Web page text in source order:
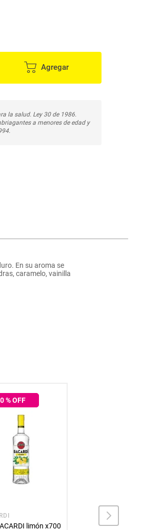
Agregar
la salud. Ley 30 de 1986.
a menores de edad y
En su aroma se
caramelo, vainilla
% OFF
limón x700
RON VIEJO DE CALDAS
Ron VIEJO DE CALDAS